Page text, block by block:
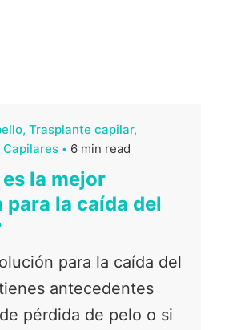
Trasplante capilar
6 min read
la mejor
para la caída del
para la caída del
antecedentes
pérdida de pelo o si